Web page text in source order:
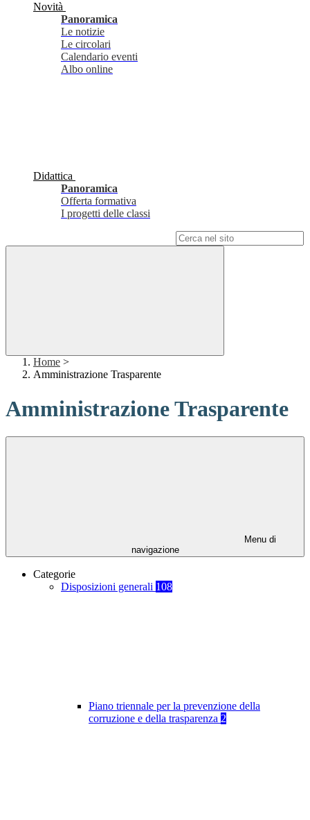
Novità
Panoramica
Le notizie
Le circolari
Calendario eventi
Albo online
Didattica
Panoramica
Offerta formativa
I progetti delle classi
Home >
Amministrazione Trasparente
Amministrazione Trasparente
Menu di
navigazione
Categorie
Disposizioni generali 108
Piano triennale per la prevenzione della
corruzione e della trasparenza 2